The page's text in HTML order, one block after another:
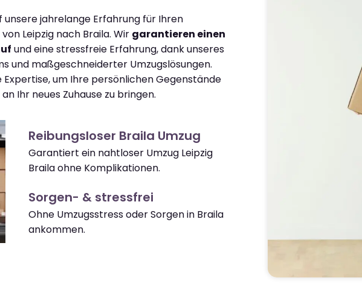
unsere jahrelange Erfahrung für Ihren
Leipzig nach Braila. Wir garantieren einen
und eine stressfreie Erfahrung, dank unseres
und maßgeschneiderter Umzugslösungen.
Expertise, um Ihre persönlichen Gegenstände
an Ihr neues Zuhause zu bringen.
Reibungsloser Braila Umzug
Garantiert ein nahtloser Umzug Leipzig
Braila ohne Komplikationen.
Sorgen- & stressfrei
Ohne Umzugsstress oder Sorgen in Braila
ankommen.